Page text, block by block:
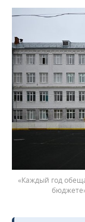
«Каждый год